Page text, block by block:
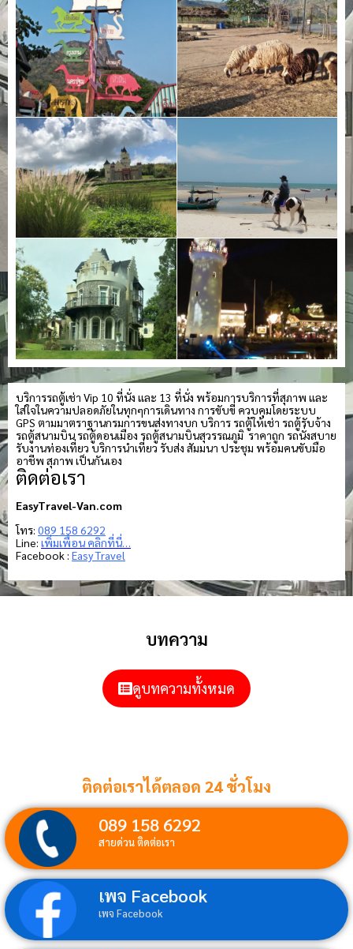
บริการรถตู้เช่า Vip 10 ที่นั่ง และ 13 ที่นั่ง พร้อมการบริการที่สุภาพ และ
ใส่ใจในความปลอดภัยในทุกๆการเดินทาง การขับขี่ ควบคุมโดยระบบ
GPS ตามมาตราฐานกรมการขนส่งทางบก บริการ รถตู้ให้เช่า รถตู้รับจ้าง
รถตู้สนามบิน รถตู้ดอนเมือง รถตู้สนามบินสุวรรณภูมิ ราคาถูก รถนั่งสบาย
รับงานท่องเที่ยว บริการนำเที่ยว รับส่ง สัมมนา ประชุม พร้อมคนขับมือ
อาชีพ สุภาพ เป็นกันเอง
ติดต่อเรา
EasyTravel-Van.com
โทร: 089 158 6292
Line: เพิ่มเพื่อน คลิกที่นี่…
Facebook : Easy Travel
บทความ
ดูบทความทั้งหมด
ติดต่อเราได้ตลอด 24 ชั่วโมง
089 158 6292
สายด่วน ติดต่อเรา
เพจ Facebook
เพจ Facebook